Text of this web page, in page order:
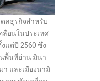
ลธุรกิจสำหรับ
ลื่อนในประเทศ
แต่ปี 2560 ซึ่ง
พื้นที่ย่าน มินา
า และเมืองนามิ